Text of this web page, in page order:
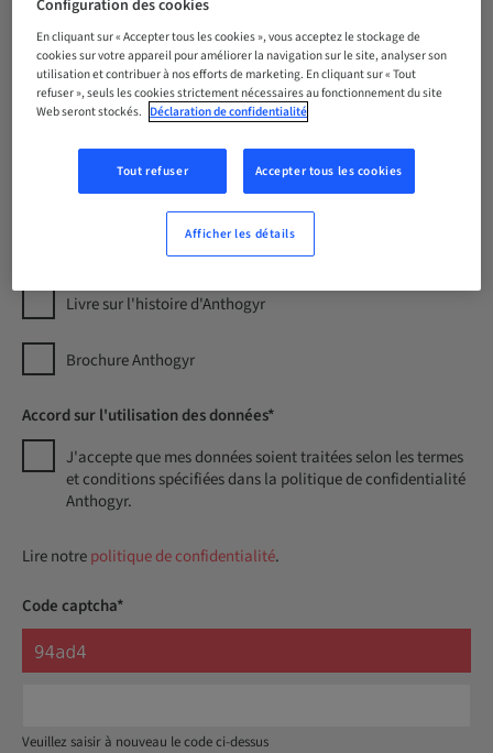
E-mail*
Livre sur l'histoire d'Anthogyr
Brochure Anthogyr
Accord sur l'utilisation des données*
J'accepte que mes données soient traitées selon les termes
et conditions spécifiées dans la politique de confidentialité
Anthogyr.
Lire notrepolitique de confidentialité.
Code captcha*
Veuillez saisir à nouveau le code ci-dessus
Configuration des cookies
En cliquant sur « Accepter tous les cookies », vous acceptez le stockage de
cookies sur votre appareil pour améliorer la navigation sur le site, analyser son
utilisation et contribuer à nos efforts de marketing. En cliquant sur « Tout
refuser », seuls les cookies strictement nécessaires au fonctionnement du site
Web seront stockés. Déclaration de confidentialité
Tout refuser Accepter tous les cookies
Afficher les détails